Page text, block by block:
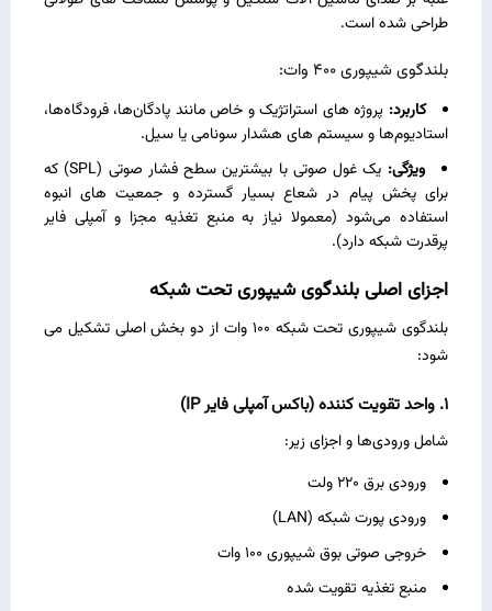
طراحی شده است.
بلندگوی شیپوری 400 وات:
کاربرد: پروژه‌ های استراتژیک و خاص مانند پادگان‌ها، فرودگاه‌ها،
استادیوم‌ها و سیستم‌ های هشدار سونامی یا سیل.
ویژگی:
یک غول صوتی با بیشترین سطح فشار صوتی (SPL) که
برای پخش پیام در شعاع بسیار گسترده و جمعیت‌ های انبوه
استفاده می‌شود (معمولا نیاز به منبع تغذیه مجزا و آمپلی ‌فایر
پرقدرت شبکه دارد).
اجزای اصلی بلندگوی شیپوری تحت شبکه
بلندگوی شیپوری تحت شبکه 100 وات از دو بخش اصلی تشکیل می
‌شود:
1. واحد تقویت ‌کننده(باکس آمپلی‌ فایرIP)
شامل ورودی‌ها و اجزای زیر:
ورودی برق 220 ولت
ورودی پورت شبکه (LAN)
خروجی صوتی بوق شیپوری 100 وات
منبع تغذیه تقویت‌ شده